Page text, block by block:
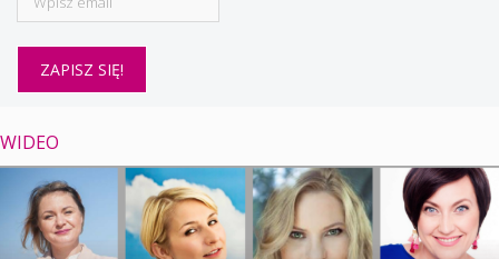
WIDEO